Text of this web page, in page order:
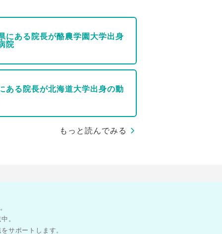
にある院長が酪農学園大学出身
院
ある院長が北海道大学出身の動
もっと読んでみる
。
サポートします。